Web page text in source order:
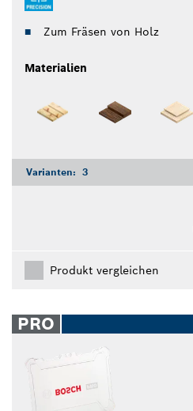
Zum Fräsen von Holz
Materialien
Varianten: 3
Produkt vergleichen
PRO